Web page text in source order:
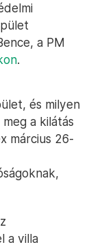
a PM
.
és milyen
a kilátás
március 26-
a villa